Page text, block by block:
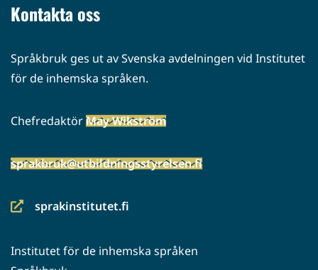
Kontakta oss
Språkbruk ges ut av Svenska avdelningen vid Institutet
för de inhemska språken.
ChefredaktörMay Wikström
sprakbruk@utbildningsstyrelsen.fi
sprakinstitutet.fi
(siirryt
palveluun)
Institutet för de inhemska språken